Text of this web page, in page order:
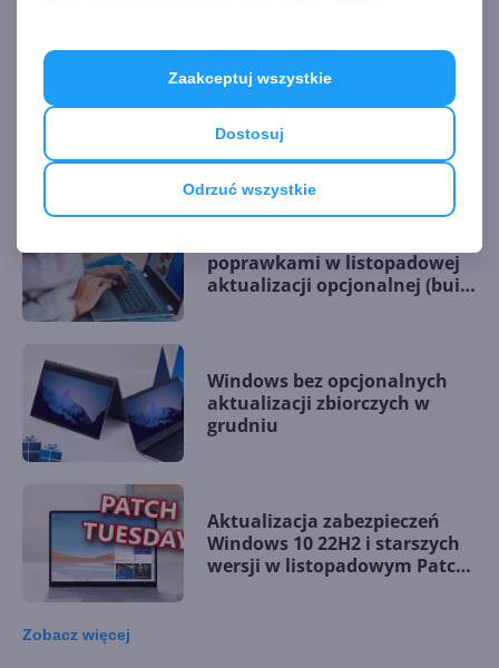
Odrzuć wszystkie
Dostosuj
Zaakceptuj wszystkie
Aktualizacja bezpieczeństwa
Windows 10 22H2 w
grudniowym Patch Tuesday
poprawkami w listopadowej
aktualizacji opcjonalnej (build
Windows bez opcjonalnych
aktualizacji zbiorczych w
grudniu
Aktualizacja zabezpieczeń
Windows 10 22H2 i starszych
wersji w listopadowym Patch
Zobacz więcej